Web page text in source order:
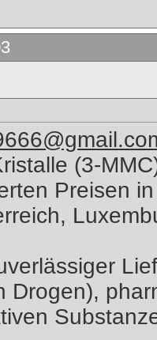
(3-
Preisen
Drogen),